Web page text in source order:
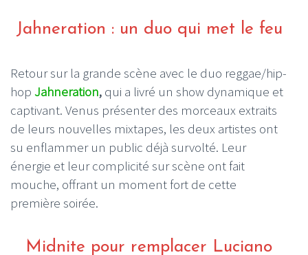
Jahneration : un duo qui met le feu
Retour sur la grande scène avec le duo reggae/hip-
hop Jahneration, qui a livré un show dynamique et
captivant. Venus présenter des morceaux extraits
de leurs nouvelles mixtapes, les deux artistes ont
su enflammer un public déjà survolté. Leur
énergie et leur complicité sur scène ont fait
mouche, offrant un moment fort de cette
première soirée.
Midnite pour remplacer Luciano